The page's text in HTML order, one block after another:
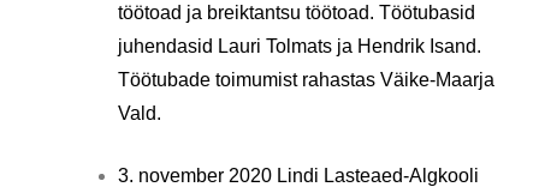
töötoad ja breiktantsu töötoad. Töötubasid
juhendasid Lauri Tolmats ja Hendrik Isand.
Töötubade toimumist rahastas Väike-Maarja
Vald.
3. november 2020 Lindi Lasteaed-Algkooli